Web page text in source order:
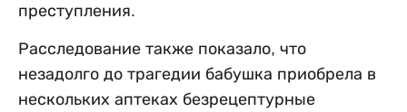
преступления.
Расследование также показало, что
незадолго до трагедии бабушка приобрела в
нескольких аптеках безрецептурные